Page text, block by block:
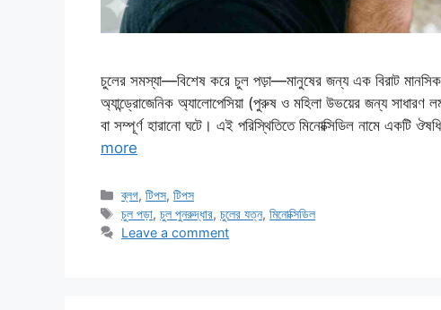
চুলের সমস্যা—বিশেষ করে চুল পড়া—মানুষের জন্য এক বিরাট
অ্যান্ড্রোজেনিক অ্যালোপেসিয়া (পুরুষ ও মহিলা উভয়ের জন্য সাধারণ
বা সম্পূর্ণ হারানো ঘটে। এই পরিস্থিতিতে মিনোক্সিডিল নামে
more
Categories
ব্লগ,টিপস,টিপস
Tags
চুল পড়া,চুল পুনরুদ্ধার,চুলের যত্ন,মিনোক্সিডিল
Leave a comment